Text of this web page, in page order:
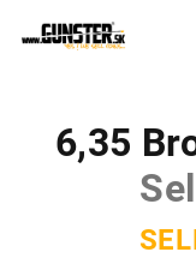
6,35